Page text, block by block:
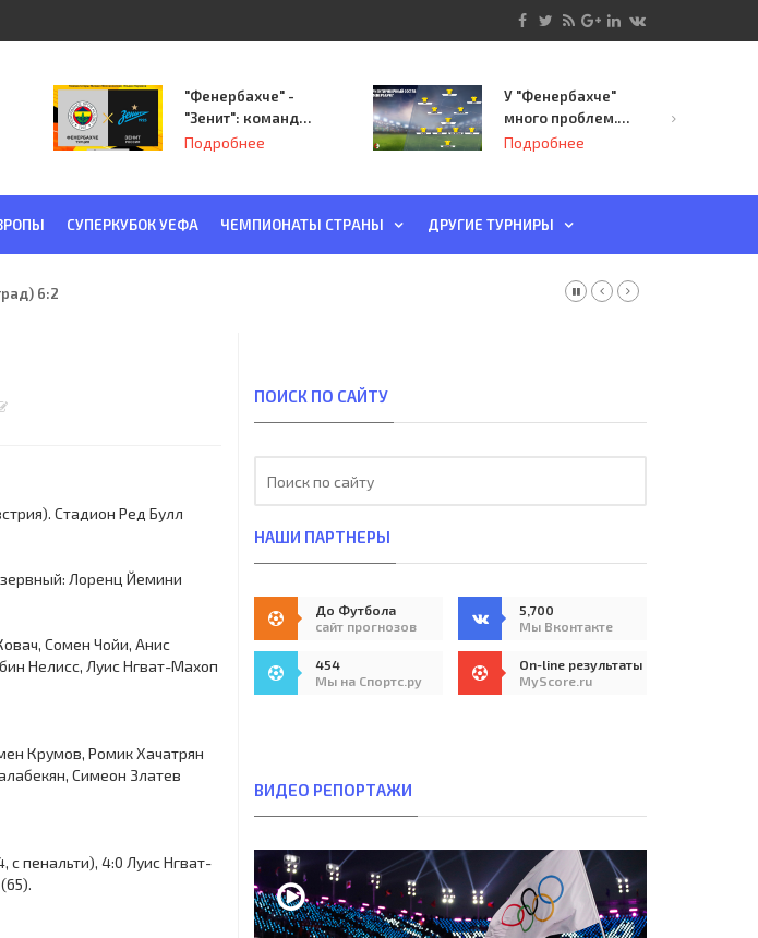
"Фенербахче" -
"Зенит": команда
Семака начинает
Подробнее
У "Фенербахче"
много проблем.
Но он опасен для
Подробнее
СУПЕРКУБОК УЕФА ЧЕМПИОНАТЫ СТРАНЫ ДРУГИЕ ТУРНИРЫ
6:2
Стадион Ред Булл
Лоренц Йемини
Сомен Чойи, Анис
Нелисс, Луис Нгват-Махоп
Крумов, Ромик Хачатрян
Симеон Златев
с пенальти), 4:0 Луис Нгват-
ПОИСК ПО САЙТУ
НАШИ ПАРТНЕРЫ
До Футбола
сайт прогнозов
5,700
Мы Вконтакте
454
Мы на Спортс.ру
On-line результаты
MyScore.ru
ВИДЕО РЕПОРТАЖИ